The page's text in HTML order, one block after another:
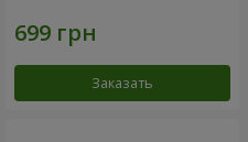
Заказать